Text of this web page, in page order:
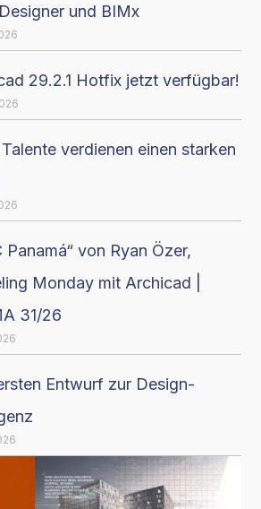
und BIMx
29.2.1 Hotfix jetzt verfügbar!
verdienen einen starken
Panamá“ von Ryan Özer,
Monday mit Archicad |
31/26
Entwurf zur Design-